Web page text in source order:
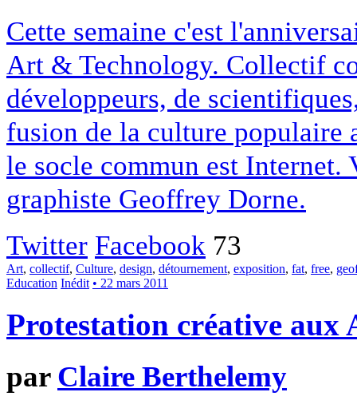
Cette semaine c'est
Art & Technology. Collectif
développeurs, de
fusion de la culture populaire
le socle commun est
graphiste Geoffrey Dorne.
Twitter Facebook 73
Art, collectif, Culture, design, détournement, exposition, fat, free,
Education Inédit • 22 mars 2011
Protestation créative aux
par Claire Berthelemy